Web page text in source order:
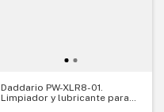
Daddario PW-XLR8-01.
Limpiador y lubricante para